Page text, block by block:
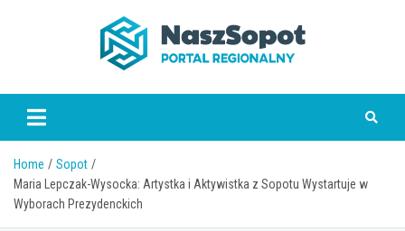
www.naszsopot.pl
Home
Sopot
Maria Lepczak-Wysocka: Artystka i Aktywistka z Sopotu Wystartuje w
Wyborach Prezydenckich